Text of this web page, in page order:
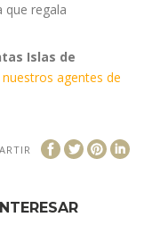
que regala
Islas de
agentes de